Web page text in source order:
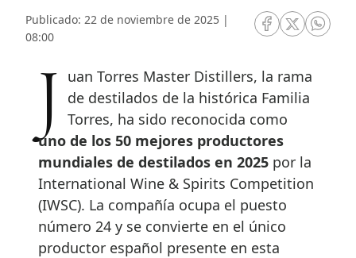
Publicado: 22 de noviembre de 2025 |
08:00
RRSS Facebook
RRSSRRSS
Juan Torres Master Distillers, la rama
de destilados de la histórica Familia
Torres, ha sido reconocida como
uno de los 50 mejores productores
mundiales de destilados en 2025 por la
International Wine & Spirits Competition
(IWSC). La compañía ocupa el puesto
número 24 y se convierte en el único
productor español presente en esta